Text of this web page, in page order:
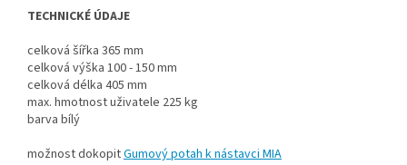
TECHNICKÉ ÚDAJE
celková šířka 365 mm
celková výška 100 - 150 mm
celková délka 405 mm
max. hmotnost uživatele 225 kg
barva bílý
možnost dokopitGumový potah k nástavci MIA